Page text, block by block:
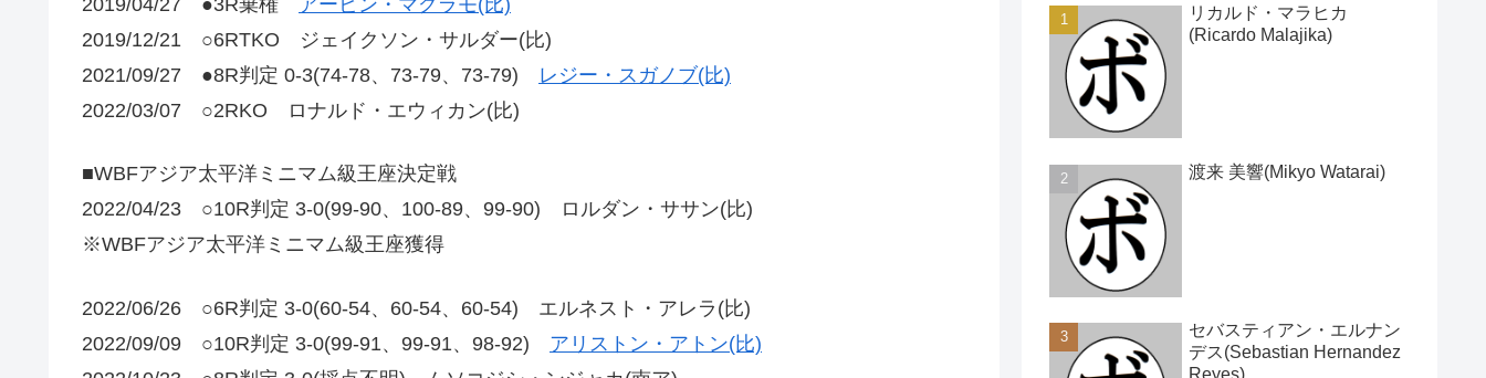
2019/04/27 ●3R棄権 アービン・マグラモ(比)
2019/12/21 ○6RTKO ジェイクソン・サルダー(比)
2021/09/27 ●8R判定 0-3(74-78、73-79、73-79) レジー・スガノブ(比)
2022/03/07 ○2RKO ロナルド・エウィカン(比)
■WBFアジア太平洋ミニマム級王座決定戦
2022/04/23 ○10R判定 3-0(99-90、100-89、99-90) ロルダン・ササン(比)
※WBFアジア太平洋ミニマム級王座獲得
2022/06/26 ○6R判定 3-0(60-54、60-54、60-54) エルネスト・アレラ(比)
2022/09/09 ○10R判定 3-0(99-91、99-91、98-92) アリストン・アトン(比)
リカルド・マラヒカ
(Ricardo Malajika)
渡来 美響(Mikyo Watarai)
セバスティアン・エルナン
デス(Sebastian Hernandez
Reyes)